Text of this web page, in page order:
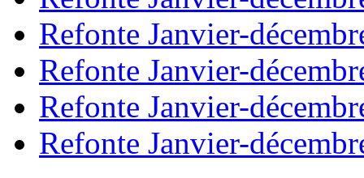
Refonte Janvier-
Refonte Janvier-
Refonte Janvier-
Refonte Janvier-